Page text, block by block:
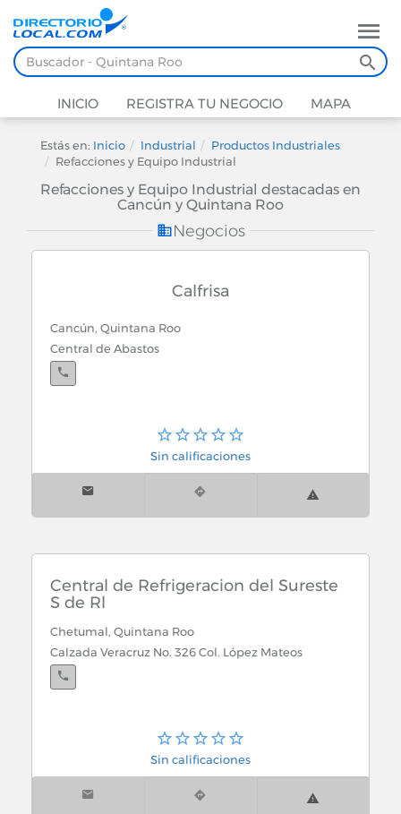
INICIO REGISTRA TU NEGOCIO MAPA
Estás en: Inicio Industrial
Productos Industriales
Refacciones y Equipo Industrial
Refacciones y Equipo Industrial destacadas en
Cancún y Quintana Roo
Negocios
Calfrisa
Cancún, Quintana Roo
Central de Abastos
Sin calificaciones
Central de Refrigeracion del Sureste
S de Rl
Chetumal, Quintana Roo
Calzada Veracruz No. 326 Col. López Mateos
Sin calificaciones